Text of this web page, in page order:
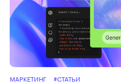
МАРКЕТИНГ #СТАТЬИ